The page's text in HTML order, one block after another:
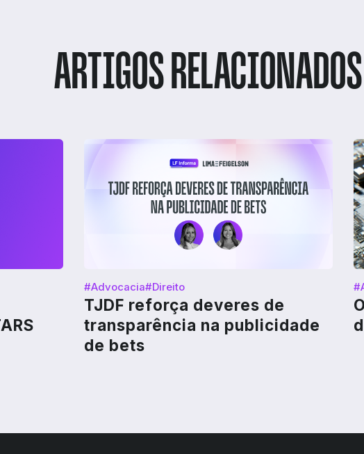
ARTIGOS RELACIONADOS
#Advocacia#Direito
TJDF reforça deveres de
transparência na publicidade
de bets